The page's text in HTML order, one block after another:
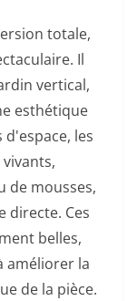
totale,
Il
vertical,
esthétique
les
de mousses,
directe. Ces
belles,
améliorer la
de la pièce.